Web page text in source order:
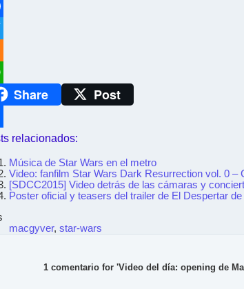
Share Post
relacionados:
Música de Star Wars en el metro
Video: fanfilm Star Wars Dark Resurrection vol. 0 –
[SDCC2015] Video detrás de las cámaras y
Poster oficial y teasers del trailer de El Despertar
macgyver, star-wars
1 comentario for 'Video del día: opening de